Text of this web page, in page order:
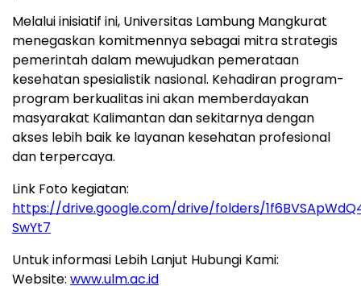
Melalui inisiatif ini, Universitas Lambung Mangkurat
menegaskan komitmennya sebagai mitra strategis
pemerintah dalam mewujudkan pemerataan
kesehatan spesialistik nasional. Kehadiran program-
program berkualitas ini akan memberdayakan
masyarakat Kalimantan dan sekitarnya dengan
akses lebih baik ke layanan kesehatan profesional
dan terpercaya.
Link Foto kegiatan:
https://drive.google.com/drive/folders/
SwYt7
Untuk informasi Lebih Lanjut Hubungi Kami:
Website: www.ulm.ac.id